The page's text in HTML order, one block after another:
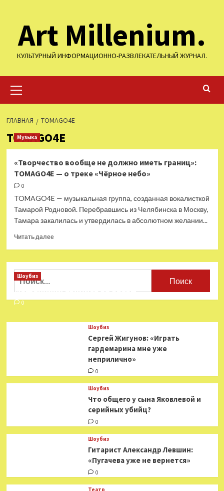
содержимому
Art Millenium.
КУЛЬТУРНЫЙ ИНФОРМАЦИОННО-РАЗВЛЕКАТЕЛЬНЫЙ ЖУРНАЛ.
меню
ГЛАВНАЯ TOMAGO4E
TOMAGO4E
Музыка
«Творчество вообще не должно иметь границ»:
TOMAGO4E — о треке «Чёрное небо»
0
TOMAGO4E — музыкальная группа, созданная вокалисткой
Тамарой Родновой. Перебравшись из Челябинска в Москву,
Тамара закалилась и утвердилась в абсолютном желании...
Читать далееПрочитать
«Творчество
должно
иметь
TOMAGO4E
Найти:
Шоубиз
Мошенники взялись за звезд
0
Шоубиз
Сергей Жигунов: «Играть
гардемарина мне уже
неприлично»
0
Шоубиз
Что общего у сына Яковлевой и
серийных убийц?
0
Шоубиз
Гитарист Александр Левшин:
«Пугачева уже не вернется»
0
Театр